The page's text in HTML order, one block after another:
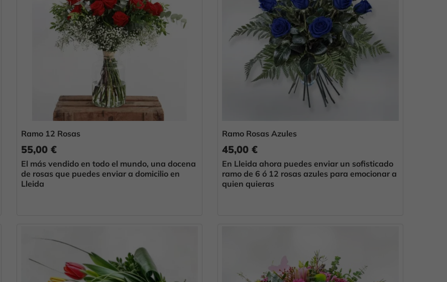
Ramo 12 Rosas
55,00 €
El más vendido en todo el mundo, una docena
de rosas que puedes enviar a domicilio en
Lleida
Ramo Rosas Azules
45,00 €
En Lleida ahora puedes enviar un sofisticado
ramo de 6 ó 12 rosas azules para emocionar a
quien quieras